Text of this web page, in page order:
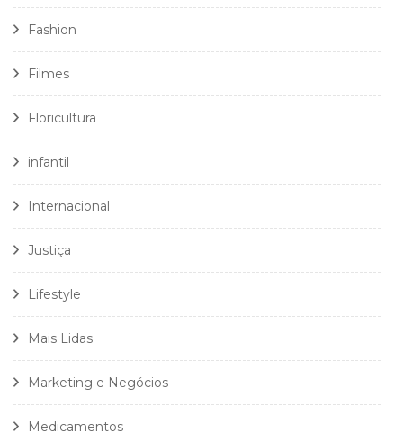
Fashion
Filmes
Floricultura
infantil
Internacional
Justiça
Lifestyle
Mais Lidas
Marketing e Negócios
Medicamentos